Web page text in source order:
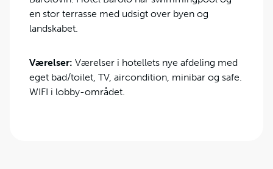
en stor terrasse med udsigt over byen og
landskabet.
Værelser: Værelser i hotellets nye afdeling med
eget bad/toilet, TV, aircondition, minibar og safe.
WIFI i lobby-området.